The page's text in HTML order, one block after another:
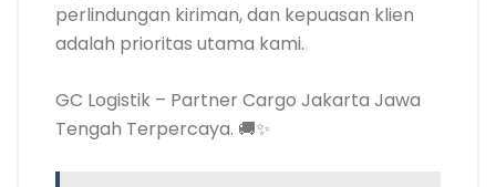
perlindungan kiriman, dan kepuasan klien
adalah prioritas utama kami.
GC Logistik – Partner Cargo Jakarta Jawa
Tengah Terpercaya. 🚚✨